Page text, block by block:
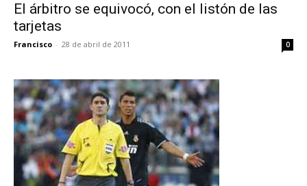
El árbitro se equivocó, con el listón de las
tarjetas
Francisco - 28 de abril de 2011 0